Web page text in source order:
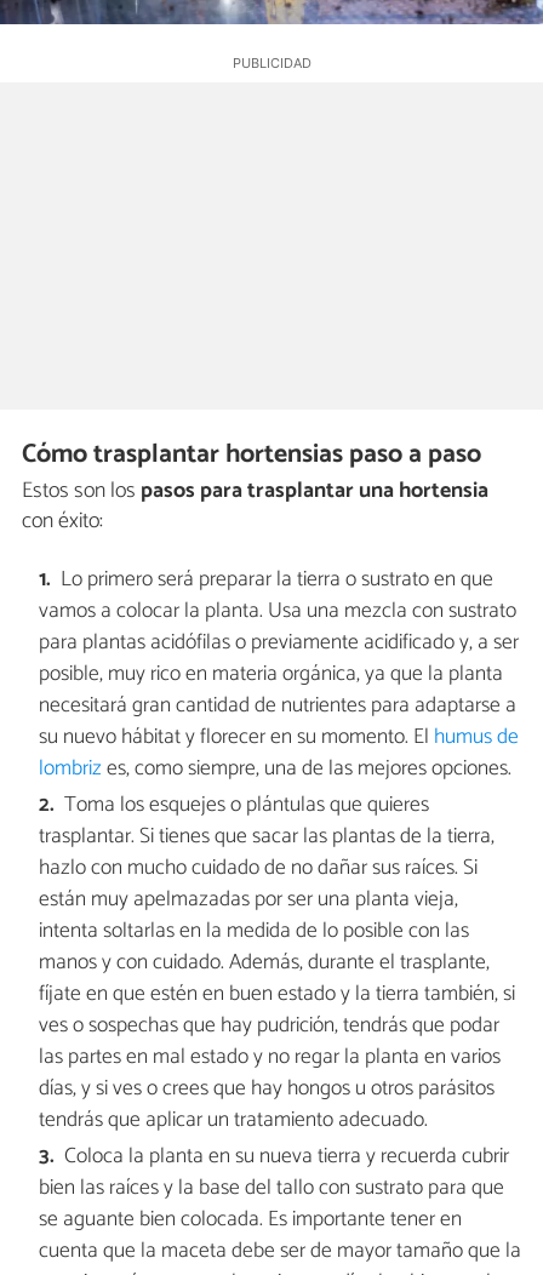
Cómo trasplantar hortensias paso a paso
Estos son los pasos para trasplantar una hortensia
con éxito:
Lo primero será preparar la tierra o sustrato en que
vamos a colocar la planta. Usa una mezcla con sustrato
para plantas acidófilas o previamente acidificado y, a ser
posible, muy rico en materia orgánica, ya que la planta
necesitará gran cantidad de nutrientes para adaptarse a
su nuevo hábitat y florecer en su momento. El humus de
lombrizes, como siempre, una de las mejores opciones.
Toma los esquejes o plántulas que quieres
trasplantar. Si tienes que sacar las plantas de la tierra,
hazlo con mucho cuidado de no dañar sus raíces. Si
están muy apelmazadas por ser una planta vieja,
intenta soltarlas en la medida de lo posible con las
manos y con cuidado. Además, durante el trasplante,
fíjate en que estén en buen estado y la tierra también, si
ves o sospechas que hay pudrición, tendrás que podar
las partes en mal estado y no regar la planta en varios
días, y si ves o crees que hay hongos u otros parásitos
tendrás que aplicar un tratamiento adecuado.
Coloca la planta en su nueva tierra y recuerda cubrir
bien las raíces y la base del tallo con sustrato para que
se aguante bien colocada. Es importante tener en
cuenta que la maceta debe ser de mayor tamaño que la